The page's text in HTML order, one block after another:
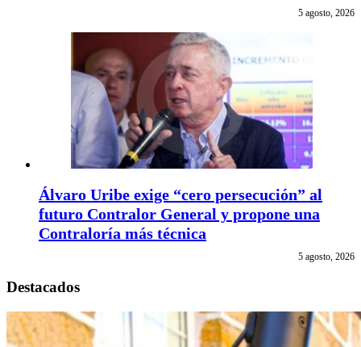
5 agosto, 2026
Álvaro Uribe exige “cero persecución” al
futuro Contralor General y propone una
Contraloría más técnica
5 agosto, 2026
Destacados